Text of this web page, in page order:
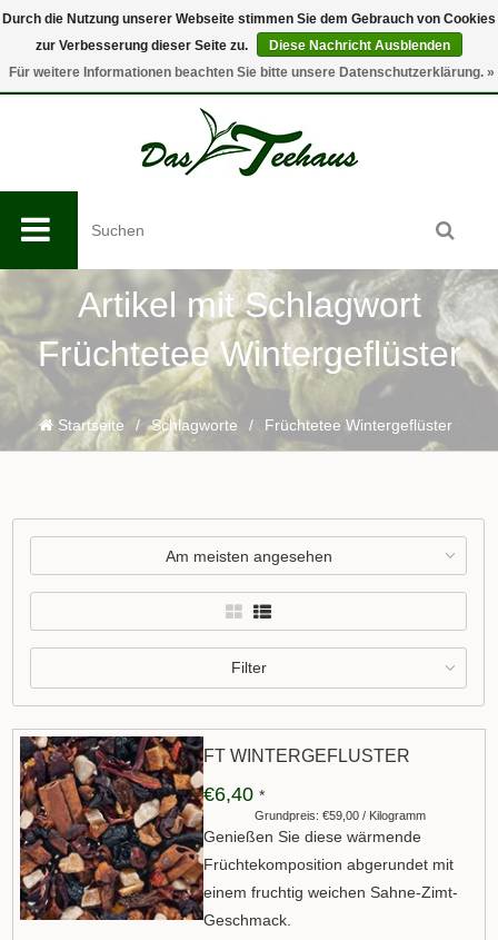
0
Artikel mit Schlagwort
Früchtetee Wintergeflüster
Startseite / Schlagworte / Früchtetee Wintergeflüster
Am meisten angesehen
Filter
FT WINTERGEFLÜSTER
€6,40 *
Grundpreis: €59,00 / Kilogramm
Genießen Sie diese wärmende
Früchtekomposition abgerundet mit
einem fruchtig weichen Sahne-Zimt-
Geschmack.
Durch die Nutzung unserer Webseite stimmen Sie dem Gebrauch von Cookies
zur Verbesserung dieser Seite zu.
Diese Nachricht Ausblenden
Für weitere Informationen beachten Sie bitte unsere Datenschutzerklärung. »